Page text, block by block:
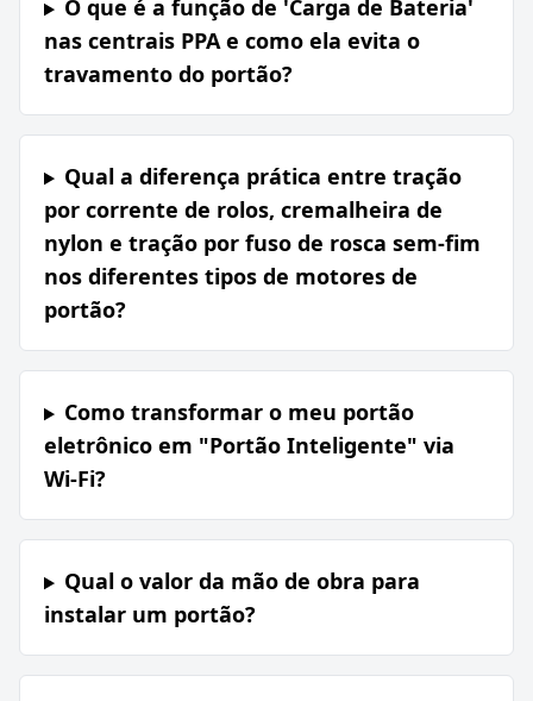
O que é a função de 'Carga de Bateria'
nas centrais PPA e como ela evita o
travamento do portão?
Qual a diferença prática entre tração
por corrente de rolos, cremalheira de
nylon e tração por fuso de rosca sem-fim
nos diferentes tipos de motores de
portão?
Como transformar o meu portão
eletrônico em "Portão Inteligente" via
Wi-Fi?
Qual o valor da mão de obra para
instalar um portão?